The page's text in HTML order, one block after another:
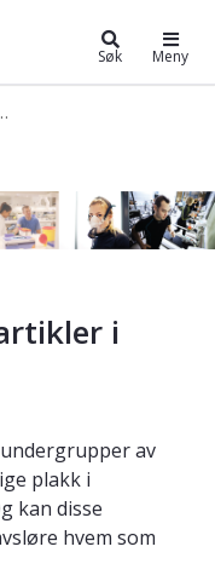
Søk Meny
– CERG
i
av
plakk i
kan disse
hvem som